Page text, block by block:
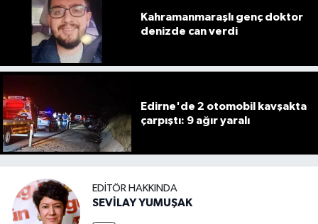
Kahramanmaraşlı genç doktor
denizde can verdi
Edirne'de 2 otomobil kavşakta
çarpıştı: 9 ağır yaralı
EDITÖR HAKKINDA
SEVİLAY YUMUŞAK